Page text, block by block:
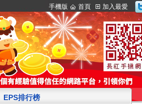
手機版 首頁 加入最愛
EPS排行榜